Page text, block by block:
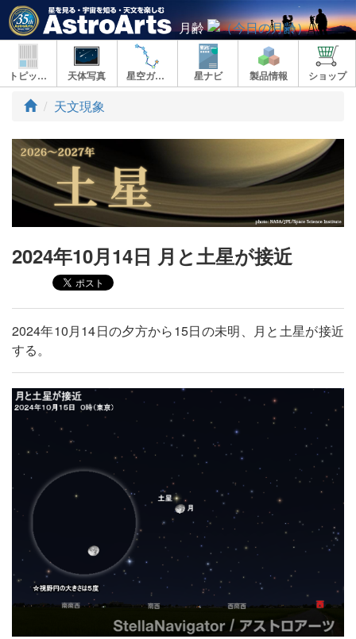
月齢
トピックス 天体写真 星空ガイド 星ナビ 製品情報 ショップ
ト
プ
天文現象
2024年10月14日 月と土星が接近
2024年10月14日の夕方から15日の未明、月と土星が接近
する。